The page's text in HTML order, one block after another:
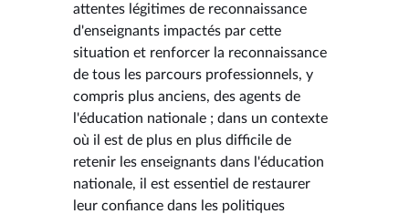
attentes légitimes de reconnaissance
d'enseignants impactés par cette
situation et renforcer la reconnaissance
de tous les parcours professionnels, y
compris plus anciens, des agents de
l'éducation nationale ; dans un contexte
où il est de plus en plus difficile de
retenir les enseignants dans l'éducation
nationale, il est essentiel de restaurer
leur confiance dans les politiques